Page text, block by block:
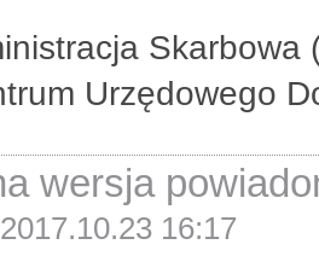
Urzędowego
wersja
2017.10.23 16:17